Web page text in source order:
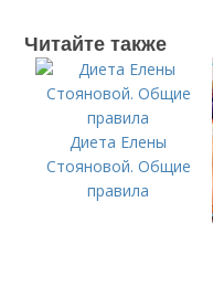
Читайте также
Диета Елены
Стояновой. Общие
правила